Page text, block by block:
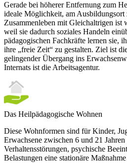
Gerade bei höherer Entfernung zum
ideale Möglichkeit, am Ausbildungsort
Zusammenleben mit Gleichaltrigen ist
weil sie dadurch soziales Handeln
pädagogischen Fachkräfte lernen sie,
ihre „freie Zeit“ zu gestalten. Ziel ist
gelingender Übergang ins
Internats ist die Arbeitsagentur.
Das Heilpädagogische Wohnen
Diese Wohnformen sind für Kinder,
Erwachsene zwischen 6 und 21
Verhaltensstörungen, psychische
Belastungen eine stationäre